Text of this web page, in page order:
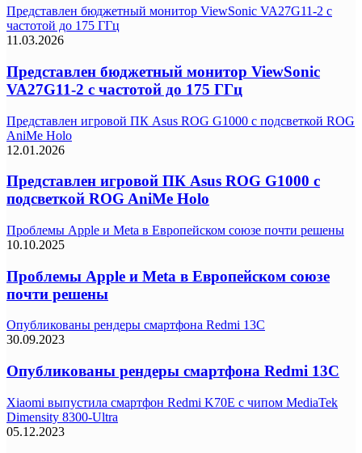
Представлен бюджетный монитор ViewSonic VA27G11-2 с
частотой до 175 ГГц
11.03.2026
Представлен бюджетный монитор ViewSonic
VA27G11-2 с частотой до 175 ГГц
Представлен игровой ПК Asus ROG G1000 с подсветкой ROG
AniMe Holo
12.01.2026
Представлен игровой ПК Asus ROG G1000 с
подсветкой ROG AniMe Holo
Проблемы Apple и Meta в Европейском союзе почти решены
10.10.2025
Проблемы Apple и Meta в Европейском союзе
почти решены
Опубликованы рендеры смартфона Redmi 13C
30.09.2023
Опубликованы рендеры смартфона Redmi 13C
Xiaomi выпустила смартфон Redmi K70E с чипом MediaTek
Dimensity 8300-Ultra
05.12.2023